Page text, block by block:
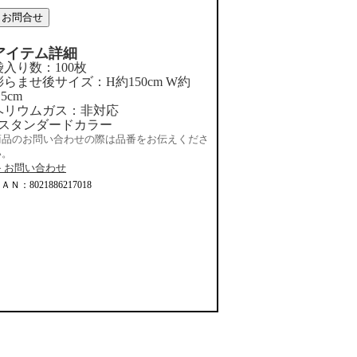
イテム詳細
入り数：100枚
らませ後サイズ：H約150cm W約
リウムガス：非対応
タンダードカラー
のお問い合わせの際は品番をお伝えくださ
問い合わせ
Ｎ：8021886217018